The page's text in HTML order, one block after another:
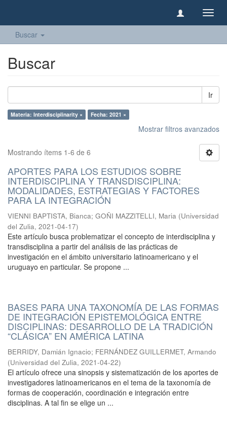
Buscar
Buscar
Ir
Materia: Interdisciplinarity × Fecha: 2021 ×
Mostrar filtros avanzados
Mostrando ítems 1-6 de 6
APORTES PARA LOS ESTUDIOS SOBRE
INTERDISCIPLINA Y TRANSDISCIPLINA:
MODALIDADES, ESTRATEGIAS Y FACTORES
PARA LA INTEGRACIÓN
VIENNI BAPTISTA, Bianca; GOÑI MAZZITELLI, Maria (Universidad
del Zulia, 2021-04-17)
Este artículo busca problematizar el concepto de interdisciplina y
transdisciplina a partir del análisis de las prácticas de
investigación en el ámbito universitario latinoamericano y el
uruguayo en particular. Se propone ...
BASES PARA UNA TAXONOMÍA DE LAS FORMAS
DE INTEGRACIÓN EPISTEMOLÓGICA ENTRE
DISCIPLINAS: DESARROLLO DE LA TRADICIÓN
“CLÁSICA” EN AMÉRICA LATINA
BERRIDY, Damián Ignacio; FERNÁNDEZ GUILLERMET, Armando
(Universidad del Zulia, 2021-04-22)
El artículo ofrece una sinopsis y sistematización de los aportes de
investigadores latinoamericanos en el tema de la taxonomía de
formas de cooperación, coordinación e integración entre
disciplinas. A tal fin se elige un ...